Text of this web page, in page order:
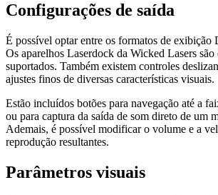
Configurações de saída
É possível optar entre os formatos de
Os aparelhos Laserdock da Wicked Lasers são
suportados. Também existem controles
ajustes finos de diversas características visuais.
Estão incluídos botões para navegação até a
ou para captura da saída de som direto de um
Ademais, é possível modificar o volume e a
reprodução resultantes.
Parâmetros visuais